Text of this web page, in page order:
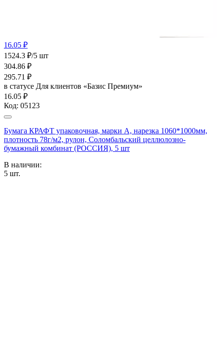
16.05 ₽
1524.3 ₽/5 шт
304.86 ₽
295.71 ₽
в статусе Для клиентов «Базис Премиум»
16.05 ₽
Код: 05123
Бумага КРАФТ упаковочная, марки А, нарезка 1060*1000мм,
плотность 78г/м2, рулон, Соломбальский целлюлозно-
бумажный комбинат (РОССИЯ), 5 шт
В наличии:
5 шт.